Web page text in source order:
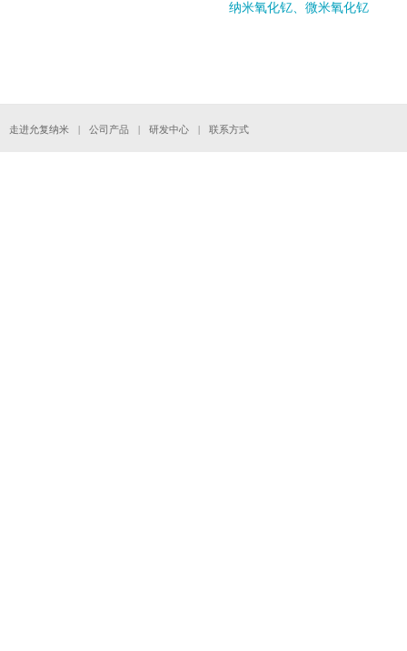
纳米氧化钇、微米氧化钇
走进允复纳米 | 公司产品 | 研发中心 | 联系方式